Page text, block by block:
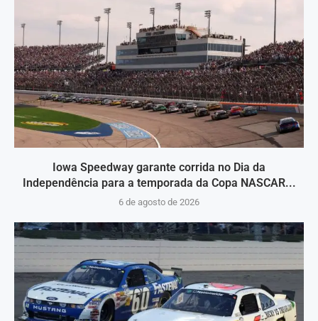
Iowa Speedway garante corrida no Dia da
Independência para a temporada da Copa NASCAR...
6 de agosto de 2026